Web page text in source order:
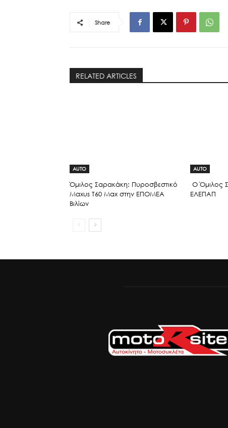
Share
RELATED ARTICLES
AUTO
Όμιλος Σαρακάκη: Πυροσβεστικό
Maxus T60 Max στην ΕΠΟΜΕΑ
Βιλίων
AUTO
Ο Όμιλος
ΕΛΕΠΑΠ